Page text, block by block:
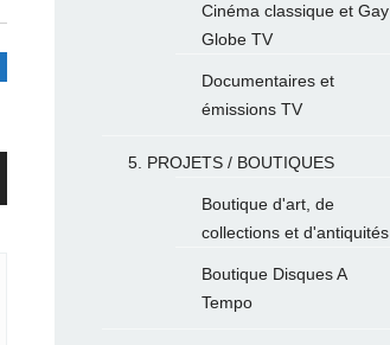
Cinéma classique et Gay
Globe TV
Documentaires et
émissions TV
5. PROJETS / BOUTIQUES
Boutique d'art, de
collections et d'antiquités
Boutique Disques A
Tempo